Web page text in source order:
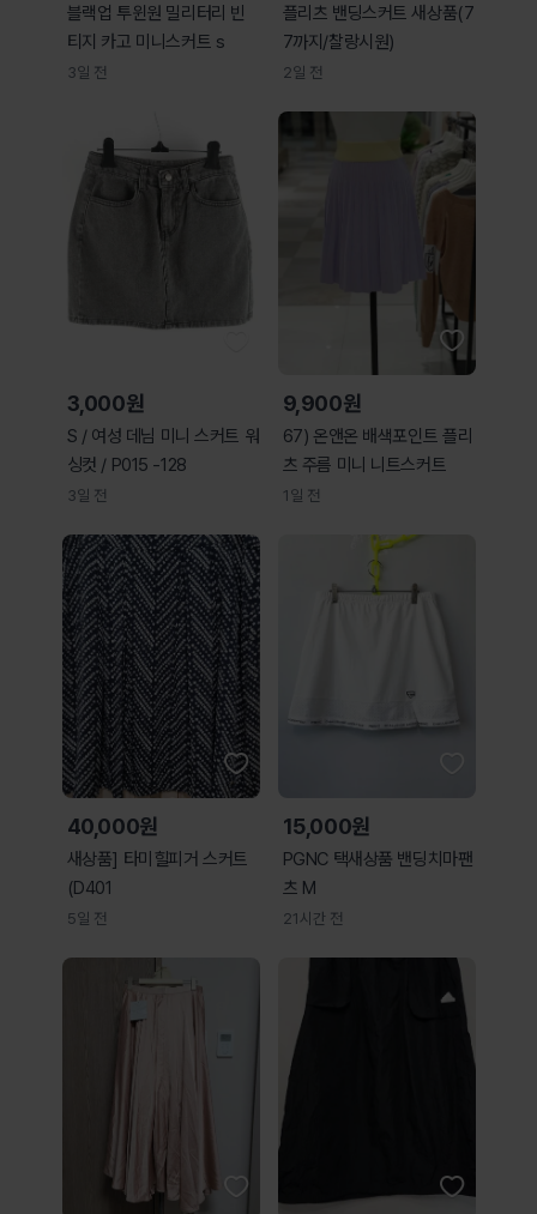
블랙업 투윈원 밀리터리 빈
티지 카고 미니스커트 s
3일 전
플리츠 밴딩스커트 새상품(7
7까지/찰랑시원)
2일 전
3,000원
S / 여성 데님 미니 스커트 워
싱컷 / P015 -128
3일 전
9,900원
67) 온앤온 배색포인트 플리
츠 주름 미니 니트스커트
1일 전
40,000원
새상품] 타미힐피거 스커트
(D401
5일 전
15,000원
PGNC 택새상품 밴딩치마팬
츠 M
21시간 전